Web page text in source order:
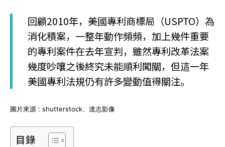
回顧2010年，美國專利商標局（USPTO）為
消化積案，一整年動作頻頻，加上幾件重要
的專利案件在去年宣判，雖然專利改革法案
幾度吵嚷之後終究未能順利闖關，但這一年
美國專利法規仍有許多變動值得關注。
圖片來源 : shutterstock、達志影像
目錄